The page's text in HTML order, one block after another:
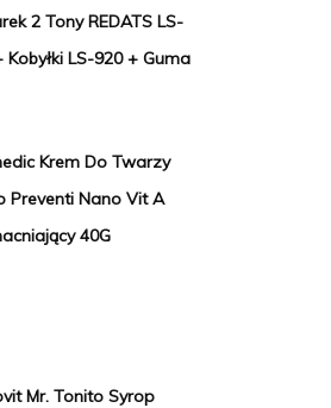
2 Tony REDATS LS-
Kobyłki LS-920 + Guma
Krem Do Twarzy
Preventi Nano Vit A
40G
Mr. Tonito Syrop